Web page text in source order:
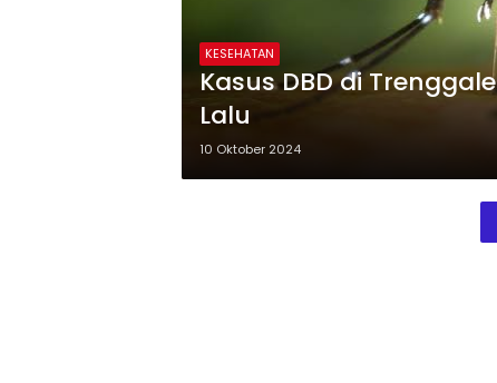
KESEHATAN
Kasus DBD di
Lalu
10 Oktober 2024